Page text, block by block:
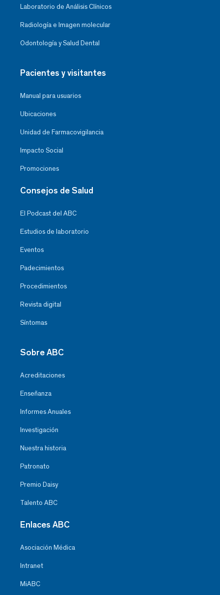
Laboratorio de Análisis Clínicos
Radiología e Imagen molecular
Odontología y Salud Dental
Pacientes y visitantes
Manual para usuarios
Ubicaciones
Unidad de Farmacovigilancia
Impacto Social
Promociones
Consejos de Salud
El Podcast del ABC
Estudios de laboratorio
Eventos
Padecimientos
Procedimientos
Revista digital
Síntomas
Sobre ABC
Acreditaciones
Enseñanza
Informes Anuales
Investigación
Nuestra historia
Patronato
Premio Daisy
Talento ABC
Enlaces ABC
Asociación Médica
Intranet
MiABC